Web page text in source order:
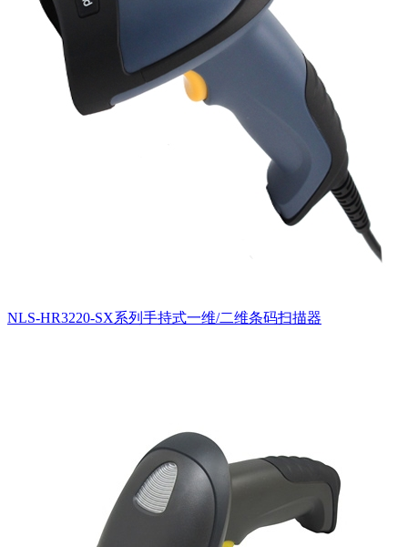
NLS-HR3220-SX系列手持式一维/二维条码扫描器